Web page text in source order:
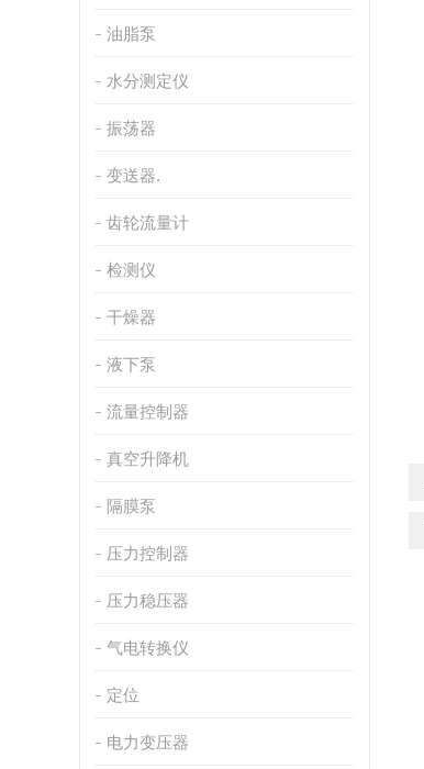
油脂泵
水分测定仪
振荡器
变送器.
齿轮流量计
检测仪
干燥器
液下泵
流量控制器
真空升降机
隔膜泵
压力控制器
压力稳压器
气电转换仪
定位
电力变压器